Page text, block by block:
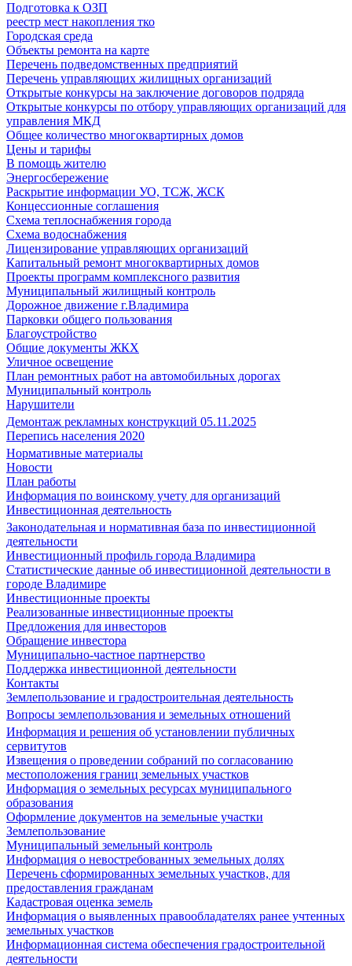
Подготовка к ОЗП
реестр мест накопления тко
Городская среда
Объекты ремонта на карте
Перечень подведомственных предприятий
Перечень управляющих жилищных организаций
Открытые конкурсы на заключение договоров подряда
Открытые конкурсы по отбору управляющих организаций для
управления МКД
Общее количество многоквартирных домов
Цены и тарифы
В помощь жителю
Энергосбережение
Раскрытие информации УО, ТСЖ, ЖСК
Концессионные соглашения
Схема теплоснабжения города
Схема водоснабжения
Лицензирование управляющих организаций
Капитальный ремонт многоквартирных домов
Проекты программ комплексного развития
Муниципальный жилищный контроль
Дорожное движение г.Владимира
Парковки общего пользования
Благоустройство
Общие документы ЖКХ
Уличное освещение
План ремонтных работ на автомобильных дорогах
Муниципальный контроль
Нарушители
Демонтаж рекламных конструкций 05.11.2025
Перепись населения 2020
Нормативные материалы
Новости
План работы
Информация по воинскому учету для организаций
Инвестиционная деятельность
Законодательная и нормативная база по инвестиционной
деятельности
Инвестиционный профиль города Владимира
Статистические данные об инвестиционной деятельности в
городе Владимире
Инвестиционные проекты
Реализованные инвестиционные проекты
Предложения для инвесторов
Обращение инвестора
Муниципально-частное партнерство
Поддержка инвестиционной деятельности
Контакты
Землепользование и градостроительная деятельность
Вопросы землепользования и земельных отношений
Информация и решения об установлении публичных
сервитутов
Извещения о проведении собраний по согласованию
местоположения границ земельных участков
Информация о земельных ресурсах муниципального
образования
Оформление документов на земельные участки
Землепользование
Муниципальный земельный контроль
Информация о невостребованных земельных долях
Перечень сформированных земельных участков, для
предоставления гражданам
Кадастровая оценка земель
Информация о выявленных правообладателях ранее учтенных
земельных участков
Информационная система обеспечения градостроительной
деятельности